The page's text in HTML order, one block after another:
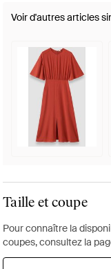
Voir d'autres articles
Taille et coupe
Pour connaître la
coupes, consultez la